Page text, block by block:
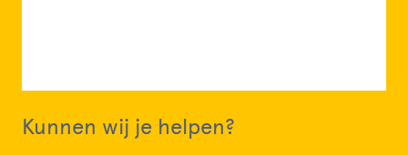
Kunnen wij je helpen?